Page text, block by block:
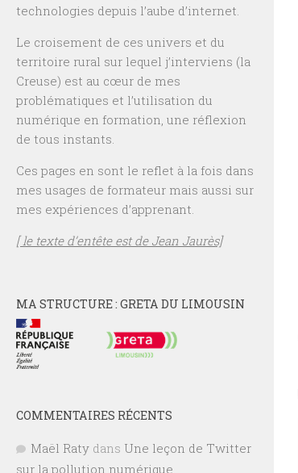
technologies depuis l’aube d’internet.
Le croisement de ces univers et du
territoire rural sur lequel j’interviens (la
Creuse) est au cœur de mes
problématiques et l’utilisation du
numérique en formation, une réflexion
de tous instants.
Ces pages en sont le reflet à la fois dans
mes usages de formateur mais aussi sur
mes expériences d’apprenant.
[ le texte d’entête est de Jean Jaurès]
MA STRUCTURE : GRETA DU LIMOUSIN
COMMENTAIRES RÉCENTS
Maël Raty dans Une leçon de Twitter
sur la pollution numérique